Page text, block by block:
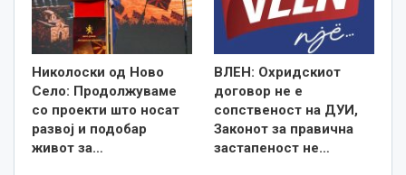
Николоски од Ново
Село: Продолжуваме
со проекти што носат
развој и подобар
живот за…
ВЛЕН: Охридскиот
договор не е
сопственост на ДУИ,
Законот за правична
застапеност не…